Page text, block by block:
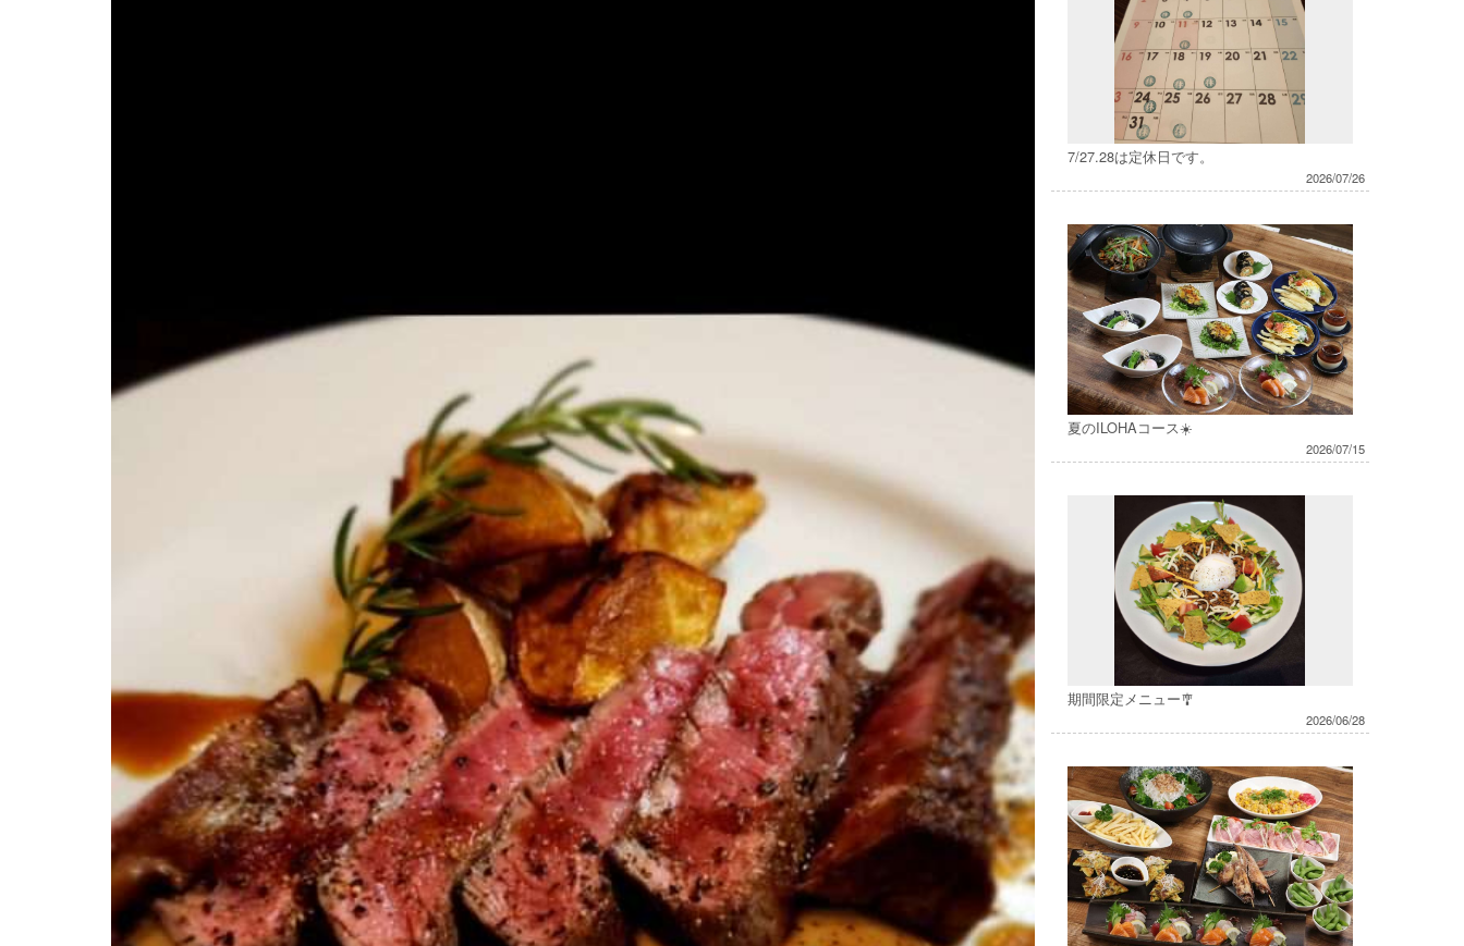
7/27.28は定休日です。
2026/07/26
夏のILOHAコース☀️
2026/07/15
期間限定メニュー🎐
2026/06/28